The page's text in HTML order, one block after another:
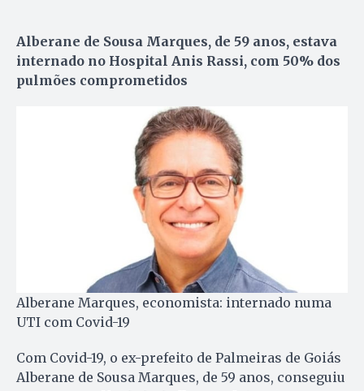
Alberane de Sousa Marques, de 59 anos, estava
internado no Hospital Anis Rassi, com 50% dos
pulmões comprometidos
Alberane Marques, economista: internado numa
UTI com Covid-19
Com Covid-19, o ex-prefeito de Palmeiras de Goiás
Alberane de Sousa Marques, de 59 anos, conseguiu